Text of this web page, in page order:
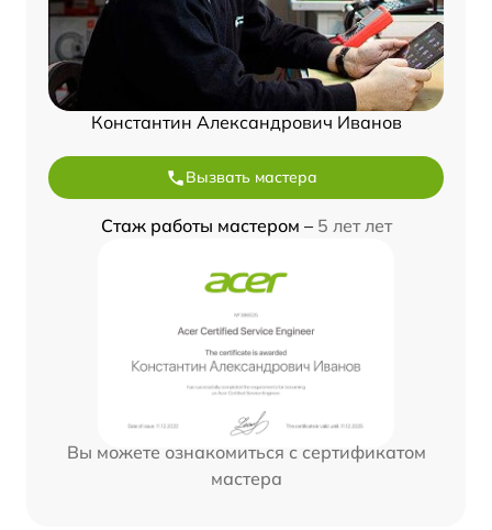
Константин Александрович Иванов
Вызвать мастера
Стаж работы мастером – 5 лет лет
Вы можете ознакомиться с сертификатом
мастера